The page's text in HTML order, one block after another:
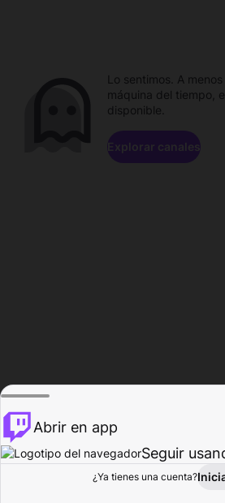
Explorar
Lo sentimos. A
máquina del tiempo,
disponible.
Explorar canales
Abrir en app
Seguir
¿Ya tienes una cuenta?